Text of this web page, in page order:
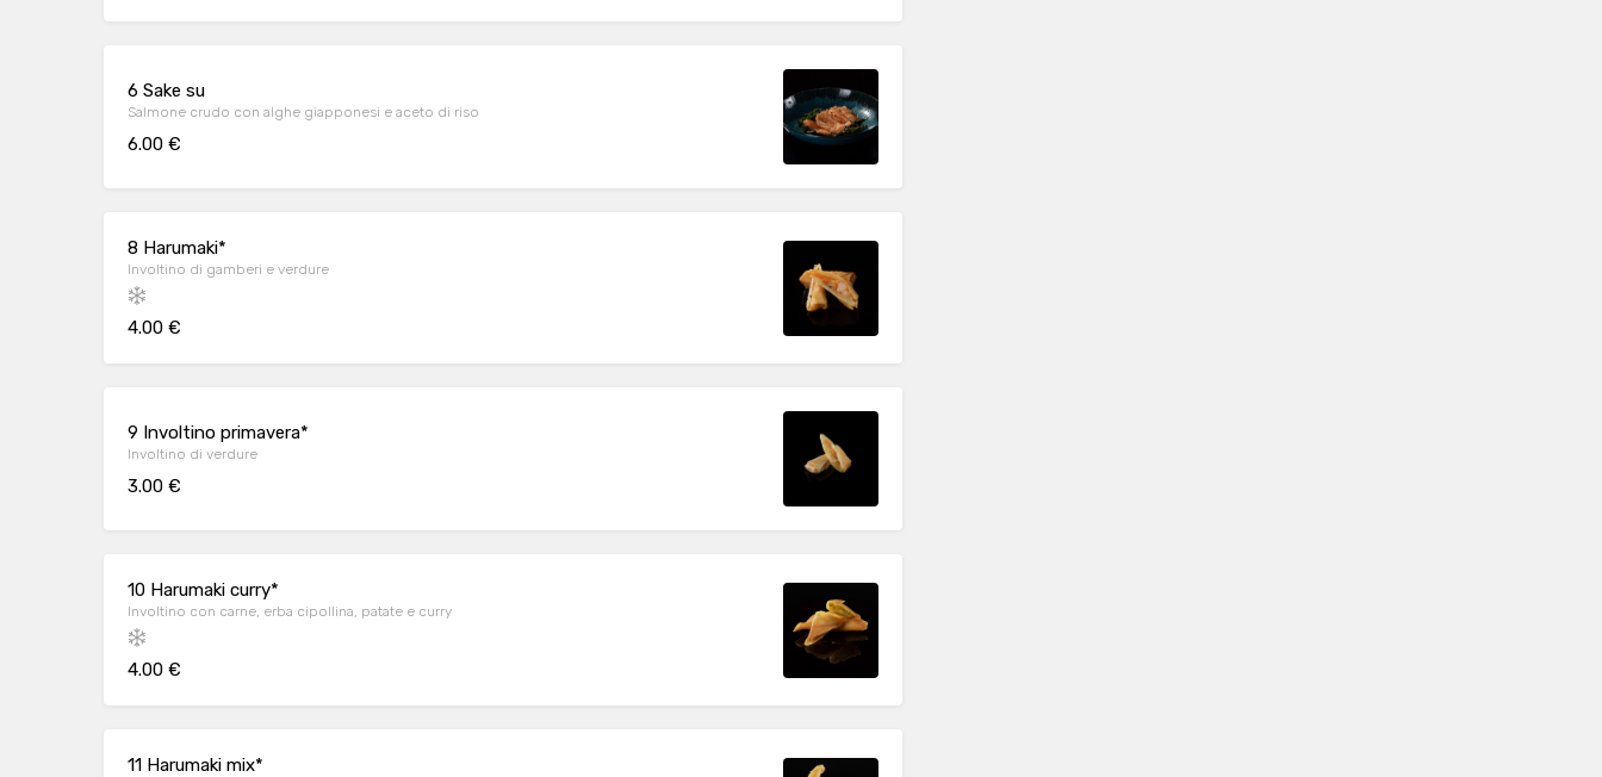
6 Sake su
Salmone crudo con alghe giapponesi e aceto di riso
6.00 €
8 Harumaki*
Involtino di gamberi e verdure
4.00 €
9 Involtino primavera*
Involtino di verdure
3.00 €
10 Harumaki curry*
Involtino con carne, erba cipollina, patate e curry
4.00 €
11 Harumaki mix*